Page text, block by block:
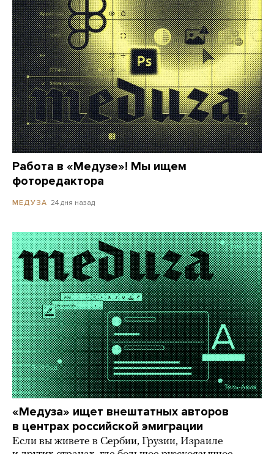
Работа в «Медузе»! Мы ищем
фоторедактора
МЕДУЗА 24 дня назад
«Медуза» ищет внештатных авторов
в центрах российской эмиграции
Если вы живете в Сербии, Грузии, Израиле